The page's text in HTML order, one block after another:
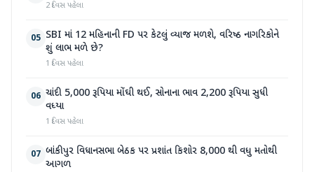
2 દિવસ પહેલા
05 SBI માં 12 મહિનાની FD પર કેટલું વ્યાજ મળશે, વરિષ્ઠ નાગરિકોને
શું લાભ મળે છે?
1 દિવસ પહેલા
06 ચાંદી 5,000 રૂપિયા મોંઘી થઈ, સોનાના ભાવ 2,200 રૂપિયા સુધી
વધ્યા
1 દિવસ પહેલા
07 બાંકીપુર વિધાનસભા બેઠક પર પ્રશાંત કિશોર 8,000 થી વધુ મતોથી
આગળ